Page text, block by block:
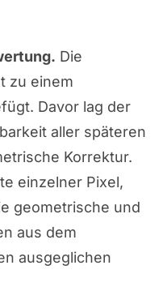
Die
zu einem
Davor lag der
aller späteren
Korrektur.
einzelner Pixel,
geometrische und
aus dem
ausgeglichen